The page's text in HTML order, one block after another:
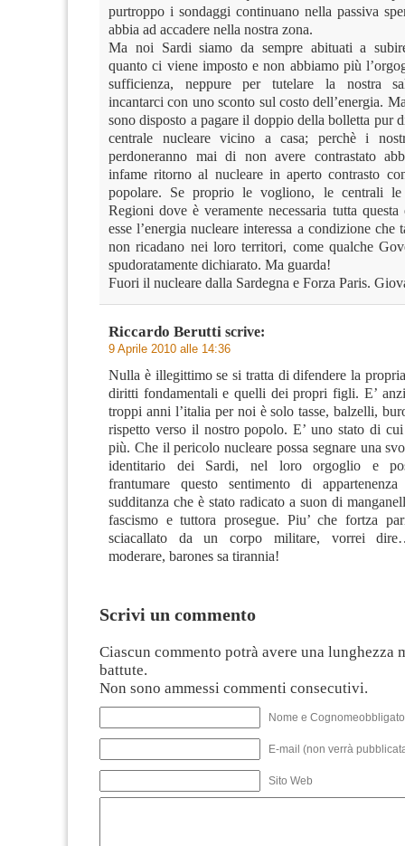
purtroppo i sondaggi continuano nella passiva
abbia ad accadere nella nostra zona.
Ma noi Sardi siamo da sempre abituati a
quanto ci viene imposto e non abbiamo più
sufficienza, neppure per tutelare la nostra
incantarci con uno sconto sul costo dell’energia.
sono disposto a pagare il doppio della bolletta pur
centrale nucleare vicino a casa; perchè i
perdoneranno mai di non avere contrastato
infame ritorno al nucleare in aperto contrasto
popolare. Se proprio le vogliono, le centrali le
Regioni dove è veramente necessaria tutta
esse l’energia nucleare interessa a condizione che
non ricadano nei loro territori, come qualche
spudoratamente dichiarato. Ma guarda!
Fuori il nucleare dalla Sardegna e Forza Paris.
Riccardo Berutti scrive:
9 Aprile 2010 alle 14:36
Nulla è illegittimo se si tratta di difendere la
diritti fondamentali e quelli dei propri figli. E’
troppi anni l’italia per noi è solo tasse, balzelli,
rispetto verso il nostro popolo. E’ uno stato di
più. Che il pericolo nucleare possa segnare una
identitario dei Sardi, nel loro orgoglio e
frantumare questo sentimento di
sudditanza che è stato radicato a suon di
fascismo e tuttora prosegue. Piu’ che fortza
sciacallato da un corpo militare, vorrei
moderare, barones sa tirannia!
Scrivi un commento
Ciascun commento potrà avere una lunghezza
battute.
Non sono ammessi commenti consecutivi.
Nome e
E-mail (non verrà
Sito Web